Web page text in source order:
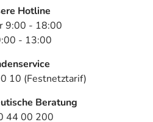
es unter anderem zu
Durchfall und Halluzinationen
dem Verdacht auf eine
mit einem Arzt in Verbindung.
nächsten vorgeschriebenen
nicht mit der doppelten
Hotline
9:00 - 18:00
- 13:00
10 (Festnetztarif)
Beratung
44 00 200